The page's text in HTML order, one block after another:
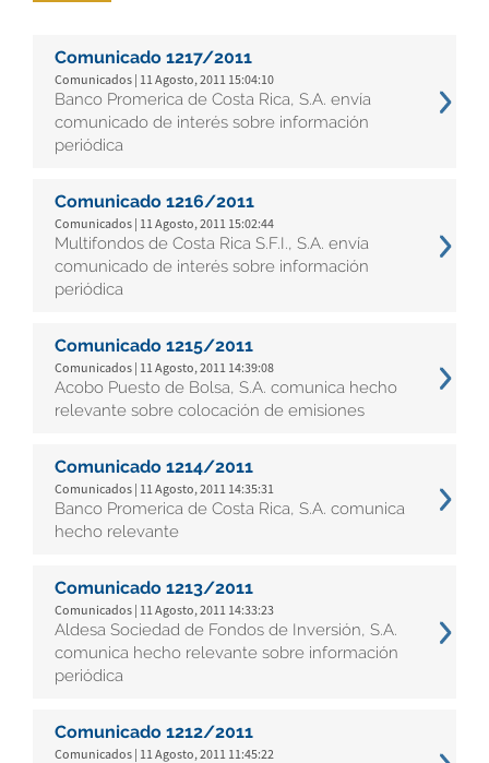
Comunicado 1217/2011
Comunicados | 11 Agosto, 2011 15:04:10
Banco Promerica de Costa Rica, S.A. envía
comunicado de interés sobre información
periódica
Comunicado 1216/2011
Comunicados | 11 Agosto, 2011 15:02:44
Multifondos de Costa Rica S.F.I., S.A. envía
comunicado de interés sobre información
periódica
Comunicado 1215/2011
Comunicados | 11 Agosto, 2011 14:39:08
Acobo Puesto de Bolsa, S.A. comunica hecho
relevante sobre colocación de emisiones
Comunicado 1214/2011
Comunicados | 11 Agosto, 2011 14:35:31
Banco Promerica de Costa Rica, S.A. comunica
hecho relevante
Comunicado 1213/2011
Comunicados | 11 Agosto, 2011 14:33:23
Aldesa Sociedad de Fondos de Inversión, S.A.
comunica hecho relevante sobre información
periódica
Comunicado 1212/2011
Comunicados | 11 Agosto, 2011 11:45:22